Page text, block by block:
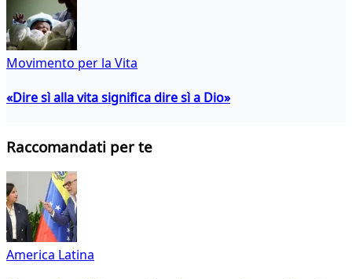
Movimento per la Vita
«Dire sì alla vita significa dire sì a Dio»
Raccomandati per te
America Latina